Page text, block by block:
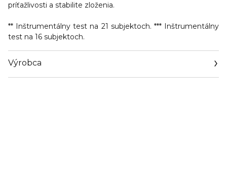
príťažlivosti a stabilite zloženia.
** Inštrumentálny test na 21 subjektoch. *** Inštrumentálny
test na 16 subjektoch.
Výrobca